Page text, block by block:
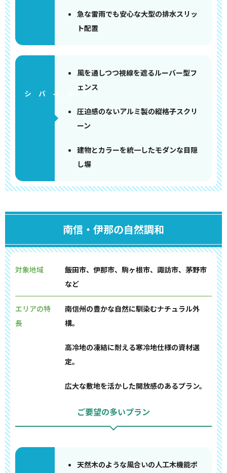
急な雷雨でも安心な大型の排水スリッ
ト配置
風を通しつつ視線を遮るルーバー型フ
ェンス
圧迫感のないアルミ製の縦格子スクリ
ーン
建物とカラーを統一したモダンな目隠
し塀
南信・伊那の自然調和
対象地域
飯田市、伊那市、駒ヶ根市、諏訪市、茅野市
など
エリアの特
長
南信州の豊かな自然に馴染むナチュラル外
構。
高冷地の凍結に耐える寒冷地仕様の資材選
定。
広大な敷地を活かした開放感のあるプラン。
ご要望の多いプラン
天然木のような風合いの人工木機能ポ